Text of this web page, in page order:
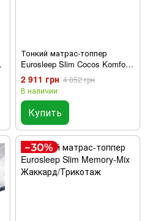
Тонкий матрас-топпер
Eurosleep Slim Cocos Komfort
Жаккард
2 911 грн 4 852 грн
В наличии
Купить